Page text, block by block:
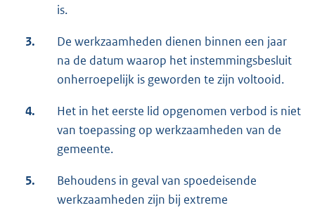
is.
3.
De werkzaamheden dienen binnen een jaar
na de datum waarop het instemmingsbesluit
onherroepelijk is geworden te zijn voltooid.
4.
Het in het eerste lid opgenomen verbod is niet
van toepassing op werkzaamheden van de
gemeente.
5.
Behoudens in geval van spoedeisende
werkzaamheden zijn bij extreme